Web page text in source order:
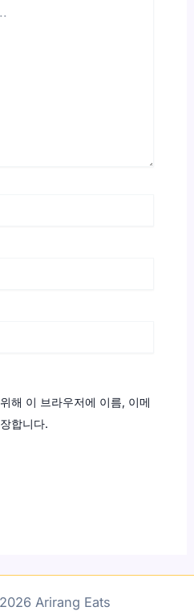
해 이 브라우저에 이름, 이메
합니다.
Arirang Eats